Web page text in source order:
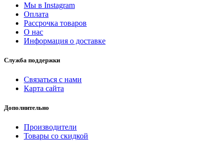
Мы в Instagram
Оплата
Рассрочка товаров
О нас
Информация о доставке
Служба поддержки
Связаться с нами
Карта сайта
Дополнительно
Производители
Товары со скидкой